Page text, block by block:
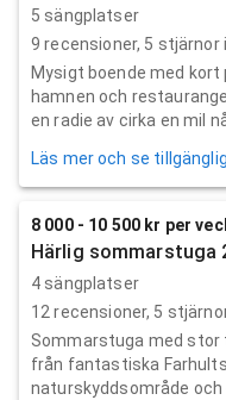
5 sängplatser
9 recensioner, 5 stjärnor
Mysigt boende med
hamnen och
en radie av cirka en mil
Läs mer och se
8 000 - 10 500 kr per
Härlig sommarstuga
4 sängplatser
12 recensioner, 5
Sommarstuga med stor
från fantastiska
naturskyddsområde och